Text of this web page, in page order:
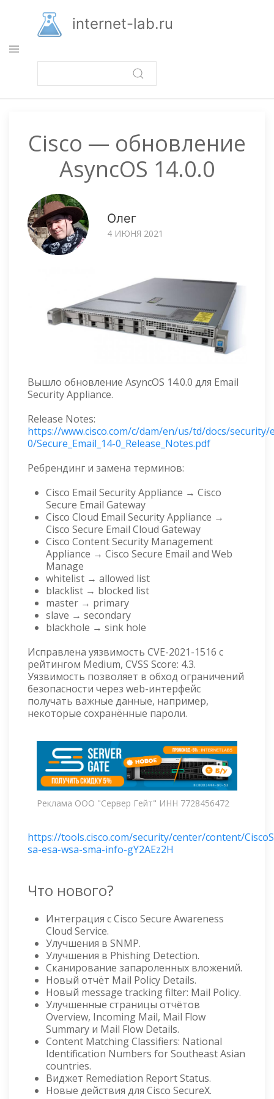
основному
содержанию
internet-lab.ru
Cisco — обновление
AsyncOS 14.0.0
Олег
4 ИЮНЯ 2021
Вышло обновление AsyncOS 14.0.0 для Email
Security Appliance.
Release Notes:
https://www.cisco.com/c/dam/en/us/td/docs/security/
0/Secure_Email_14-0_Release_Notes.pdf
Ребрендинг и замена терминов:
Cisco Email Security Appliance → Cisco
Secure Email Gateway
Cisco Cloud Email Security Appliance →
Cisco Secure Email Cloud Gateway
Cisco Content Security Management
Appliance → Cisco Secure Email and Web
Manage
whitelist → allowed list
blacklist → blocked list
master → primary
slave → secondary
blackhole → sink hole
Исправлена уязвимость CVE-2021-1516 с
рейтингом Medium, CVSS Score: 4.3.
Уязвимость позволяет в обход ограничений
безопасности через web-интерфейс
получать важные данные, например,
некоторые сохранённые пароли.
Реклама ООО "Сервер Гейт" ИНН 7728456472
https://tools.cisco.com/security/center/content/
sa-esa-wsa-sma-info-gY2AEz2H
Что нового?
Интеграция с Cisco Secure Awareness
Cloud Service.
Улучшения в SNMP.
Улучшения в Phishing Detection.
Сканирование запароленных вложений.
Новый отчёт Mail Policy Details.
Новый message tracking filter: Mail Policy.
Улучшенные страницы отчётов
Overview, Incoming Mail, Mail Flow
Summary и Mail Flow Details.
Content Matching Classifiers: National
Identification Numbers for Southeast Asian
countries.
Виджет Remediation Report Status.
Новые действия для Cisco SecureX.